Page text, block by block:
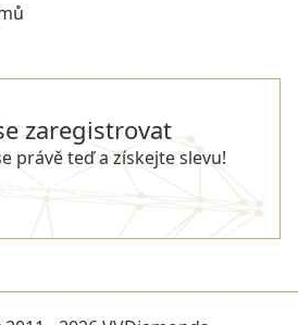
zaregistrovat
právě teď a získejte slevu!
SE